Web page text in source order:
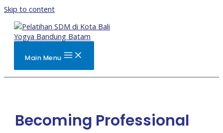
Skip to content
Main Menu
Becoming Professional